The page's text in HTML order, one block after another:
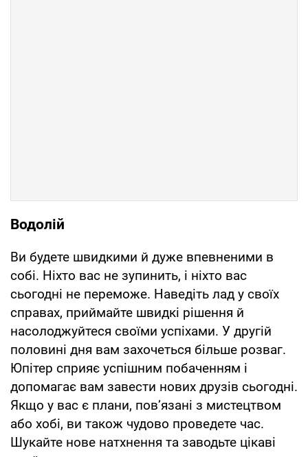
Водолій
Ви будете швидкими й дуже впевненими в
собі. Ніхто вас не зупинить, і ніхто вас
сьогодні не переможе. Наведіть лад у своїх
справах, приймайте швидкі рішення й
насолоджуйтеся своїми успіхами. У другій
половині дня вам захочеться більше розваг.
Юпітер сприяє успішним побаченням і
допомагає вам завести нових друзів сьогодні.
Якщо у вас є плани, пов’язані з мистецтвом
або хобі, ви також чудово проведете час.
Шукайте нове натхнення та заводьте цікаві